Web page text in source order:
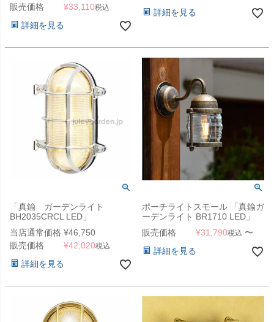
販売価格
¥33,110税込
詳細を見る
詳細を見る
「真鍮 ガーデンライト
BH2035CRCL LED」
当店通常価格 ¥46,750
販売価格
¥42,020税込
詳細を見る
ポーチライトスモール 「真鍮ガ
ーデンライト BR1710 LED」
販売価格
¥31,790税込 〜
詳細を見る